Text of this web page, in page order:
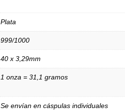
Plata
999/1000
40 x 3,29mm
1 onza = 31,1 gramos
Se envían en cáspulas individuales